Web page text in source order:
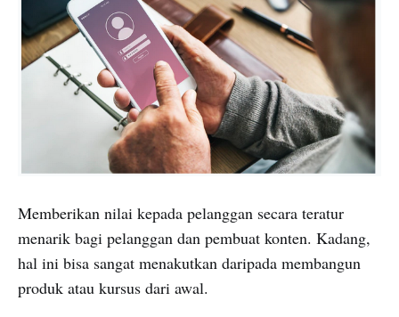
Memberikan nilai kepada pelanggan secara teratur
menarik bagi pelanggan dan pembuat konten. Kadang,
hal ini bisa sangat menakutkan daripada membangun
produk atau kursus dari awal.